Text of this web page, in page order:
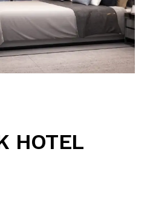
HOTEL